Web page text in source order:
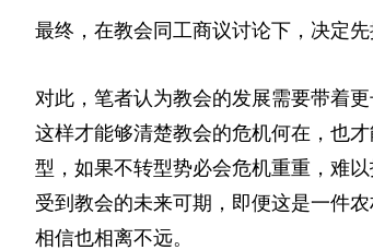
最终，在教会同工商议讨论下，决定
对此，笔者认为教会的发展需要带着
这样才能够清楚教会的危机何在，也
型，如果不转型势必会危机重重，难
受到教会的未来可期，即便这是一件
相信也相离不远。